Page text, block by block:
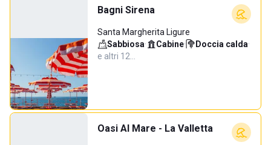
Bagni Sirena
Santa Margherita Ligure
Sabbiosa· Cabine· Doccia calda·
e altri 12…
Oasi Al Mare - La Valletta